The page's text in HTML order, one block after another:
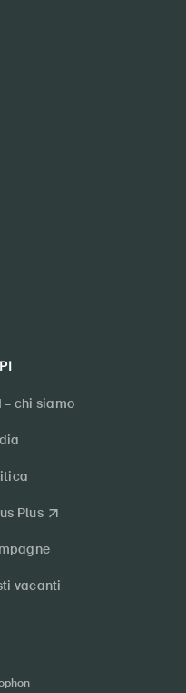
– chi siamo
Plus
vacanti